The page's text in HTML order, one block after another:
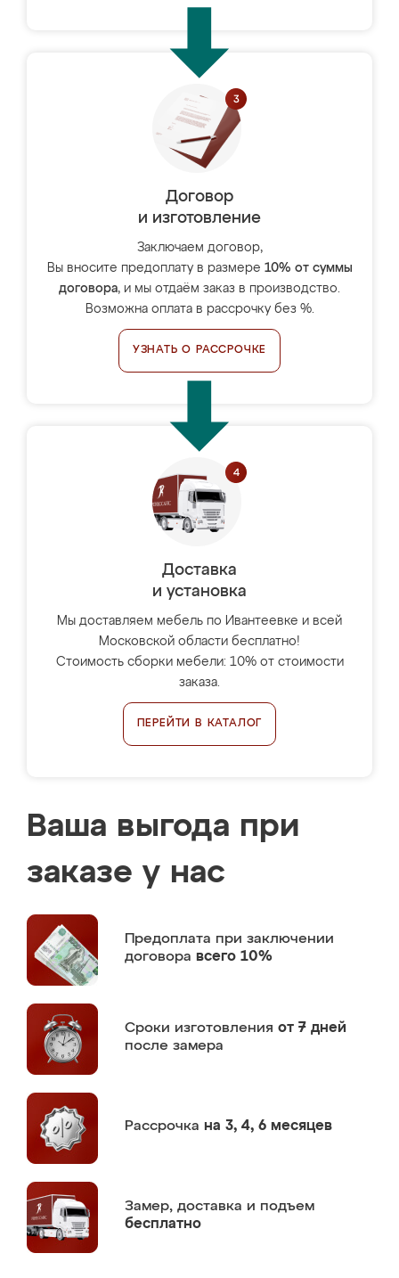
Договор
и изготовление
Заключаем договор,
Вы вносите предоплату в размере 10% от суммы
договора, и мы отдаём заказ в производство.
Возможна оплата в рассрочку без %.
УЗНАТЬ О РАССРОЧКЕ
Доставка
и установка
Мы доставляем мебель по Ивантеевке и всей
Московской области бесплатно!
Стоимость сборки мебели: 10% от стоимости
заказа.
ПЕРЕЙТИ В КАТАЛОГ
Ваша выгода при
заказе у нас
Предоплата при заключении
договора всего 10%
Сроки изготовления от 7 дней
после замера
Рассрочка на 3, 4, 6 месяцев
Замер, доставка и подъем
бесплатно